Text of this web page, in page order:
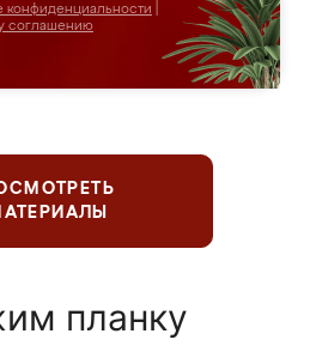
конфиденциальности
соглашению
планку